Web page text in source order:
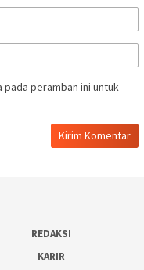
pada peramban ini untuk
REDAKSI
KARIR